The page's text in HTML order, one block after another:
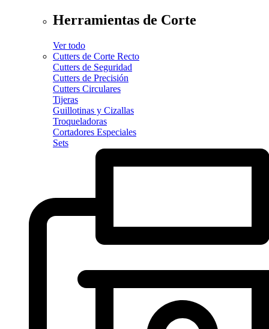
Herramientas de Corte
Ver todo
Cutters de Corte Recto
Cutters de Seguridad
Cutters de Precisión
Cutters Circulares
Tijeras
Guillotinas y Cizallas
Troqueladoras
Cortadores Especiales
Sets